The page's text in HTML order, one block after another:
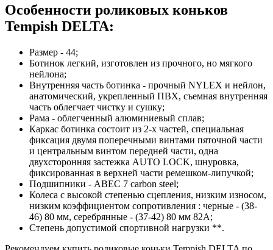
Особенности роликовых коньков
Tempish DELTA:
Размер - 44;
Ботинок легкий, изготовлен из прочного, но мягкого
нейлона;
Внутренняя часть ботинка - прочный NYLEX и нейлон,
анатомический, укрепленный ПВХ, съемная внутренняя
часть облегчает чистку и сушку;
Рама - облегченный алюминиевый сплав;
Каркас ботинка состоит из 2-х частей, специальная
фиксация двумя поперечными винтами пяточной части
и центральным винтом передней части, одна
двухсторонняя застежка AUTO LOCK, шнуровка,
фиксированная в верхней части ремешком-липучкой;
Подшипники - ABEC 7 carbon steel;
Колеса с высокой степенью сцепления, низким износом,
низким коэффициентом сопротивления : черные - (38-
46) 80 мм, серебрянные - (37-42) 80 мм 82A;
Степень допустимой спортивной нагрузки **.